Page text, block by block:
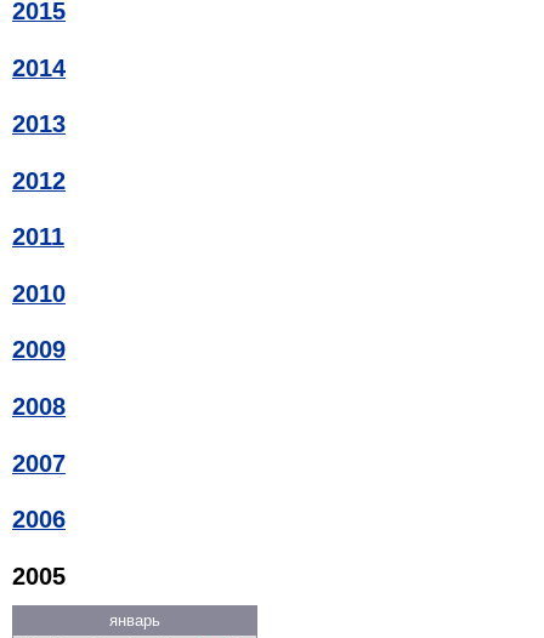
2015
2014
2013
2012
2011
2010
2009
2008
2007
2006
2005
январь